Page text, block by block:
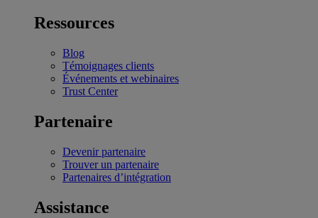
Ressources
Blog
Témoignages clients
Événements et webinaires
Trust Center
Partenaire
Devenir partenaire
Trouver un partenaire
Partenaires d’intégration
Assistance